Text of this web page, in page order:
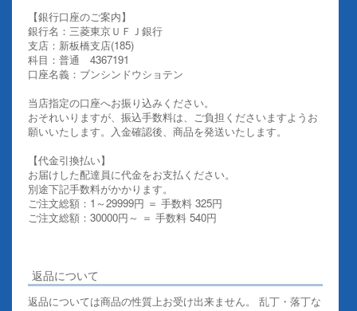
【銀行口座のご案内】
銀行名：三菱東京ＵＦＪ銀行
支店：新板橋支店(185)
科目：普通 4367191
口座名義：ブンシンドウショテン
当店指定の口座へお振り込みください。
おそれいりますが、振込手数料は、ご負担くださいますようお
願いいたします。入金確認後、商品を発送いたします。
【代金引換払い】
お届けした配達員に代金をお支払ください。
別途下記手数料がかかります。
ご注文総額：1～29999円 ＝ 手数料 325円
ご注文総額：30000円～ ＝ 手数料 540円
返品について
返品については商品の性質上お受け出来ません。 乱丁・落丁な